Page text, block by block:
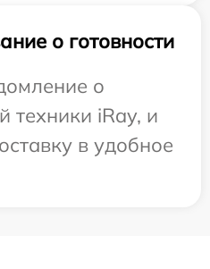
о готовности
о
техники iRay, и
в удобное